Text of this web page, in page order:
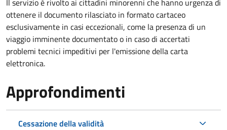
ottenere il documento rilasciato in formato cartaceo
esclusivamente in casi eccezionali, come la presenza di un
viaggio imminente documentato o in caso di accertati
problemi tecnici impeditivi per l'emissione della carta
elettronica.
Approfondimenti
Cessazione della validità